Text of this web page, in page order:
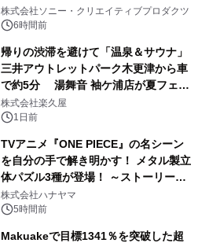
ラボレーション サウナイキタイコラ
ボグッズも発売決定！
株式会社ソニー・クリエイティブプロダクツ
6時間前
帰りの渋滞を避けて「温泉＆サウナ」
三井アウトレットパーク木更津から車
で約5分 湯舞音 袖ケ浦店が夏フェア
メニューを提供
株式会社楽久屋
1日前
TVアニメ『ONE PIECE』の名シーン
を自分の手で解き明かす！ メタル製立
体パズル3種が登場！ ～ストーリーと
ギミックが融合した 大人の体験型パズ
ルが8月7日(金)12時より先行予約受付
株式会社ハナヤマ
5時間前
Makuakeで目標1341％を突破した超